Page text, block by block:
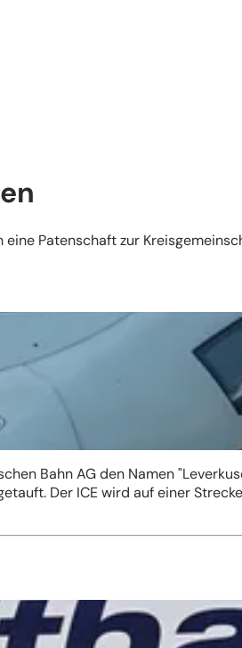
Patenschaft zur
Bahn AG den Namen
Der ICE wird auf einer